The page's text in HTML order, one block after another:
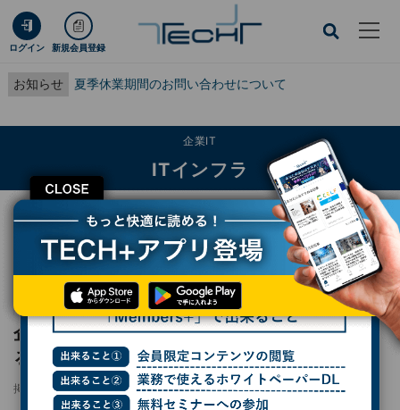
ログイン 新規会員登録
お知らせ 夏季休業期間のお問い合わせについて
CLOSE
企業IT
ITインフラ
TECH+ 企業IT
ITインフラ
企業の生成AIとデータマネジメントを支援するインフォマティカのプラットフォ
レポート
企業の生成AIとデータマネジメントを支援す
るインフォマティカのプラットフォーム戦略
掲載日 2024/08/23 05:00 更新日2024/08/23 14:47